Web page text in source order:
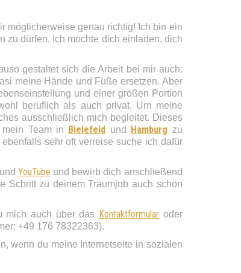
möglicherweise genau richtig! Ich bin ein
zu dürfen. Ich möchte dich einladen, dich
gestaltet sich die Arbeit bei mir auch:
meine Hände und Füße ersetzen. Aber
und einer großen Portion
beruflich als auch privat. Um meine
ausschließlich mich begleitet. Dieses
Team in Bielefeld und Hamburg zu
sehr oft verreise suche ich dafür
und YouTube und bewirb dich anschließend
Schritt zu deinem Traumjob auch schon
mich auch über das Kontaktformularoder
+49 176 78322363).
wenn du meine Internetseite in sozialen